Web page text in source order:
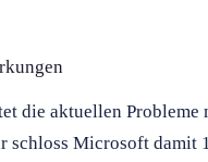
die aktuellen
Microsoft damit